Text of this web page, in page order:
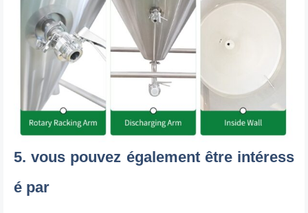
5. vous pouvez également être intéress
é par